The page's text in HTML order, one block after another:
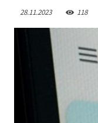
28.11.2023 118